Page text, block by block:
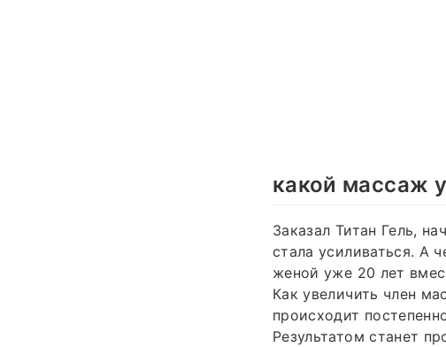
какой массаж
Заказал Титан Гель,
стала усиливаться. А
женой уже 20 лет
Как увеличить член
происходит
Результатом станет